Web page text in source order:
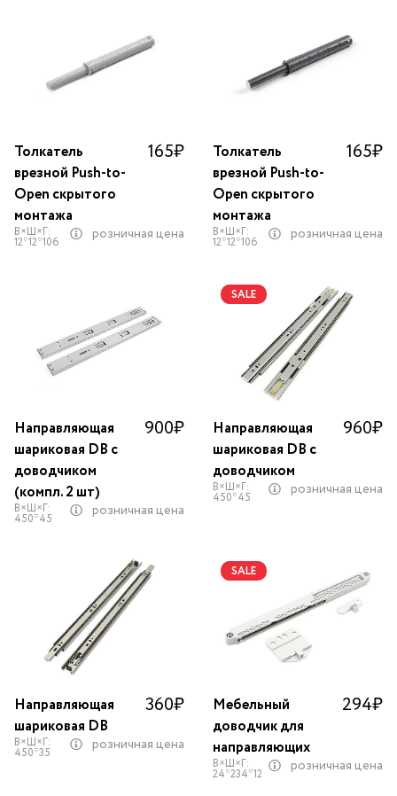
Толкатель
врезной Push-to-
Open скрытого
монтажа
165₽
В×Ш×Г:
12*12*106 розничная цена
Толкатель
врезной Push-to-
Open скрытого
монтажа
165₽
В×Ш×Г:
12*12*106 розничная цена
Направляющая
шариковая DB с
доводчиком
(компл. 2 шт)
900₽
В×Ш×Г:
450*45 розничная цена
Направляющая
шариковая DB с
доводчиком
960₽
В×Ш×Г:
450*45 розничная цена
SALE
Направляющая
шариковая DB
360₽
В×Ш×Г:
450*35 розничная цена
Мебельный
доводчик для
направляющих
294₽
В×Ш×Г:
24*234*12 розничная цена
SALE